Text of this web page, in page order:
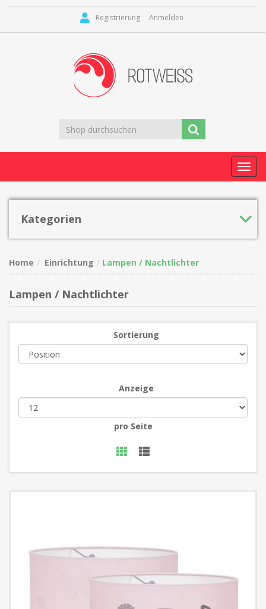
Registrierung Anmelden
Kategorien
Home Einrichtung Lampen / Nachtlichter
Lampen / Nachtlichter
Sortierung
Anzeige
pro Seite